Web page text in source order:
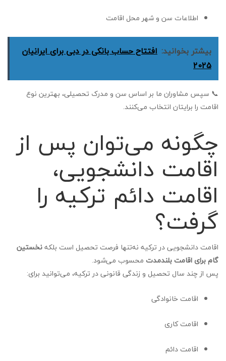
اطلاعات سن و شهر محل اقامت
بیشتر بخوانید: افتتاح حساب بانکی در دبی برای ایرانیان
2025
📞 سپس مشاوران ما بر اساس سن و مدرک تحصیلی، بهترین نوع
اقامت را برایتان انتخاب می‌کنند.
چگونه می‌توان پس از
اقامت دانشجویی،
اقامت دائم ترکیه را
گرفت؟
اقامت دانشجویی در ترکیه نه‌تنها فرصت تحصیل است بلکهنخستین
گام برای اقامت بلندمدت محسوب می‌شود.
پس از چند سال تحصیل و زندگی قانونی در ترکیه، می‌توانید برای:
اقامت خانوادگی
اقامت کاری
اقامت دائم